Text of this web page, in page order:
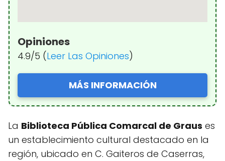
Opiniones
4.9/5 (Leer Las Opiniones)
MÁS INFORMACIÓN
La Biblioteca Pública Comarcal de Graus es
un establecimiento cultural destacado en la
región, ubicado en C. Gaiteros de Caserras,